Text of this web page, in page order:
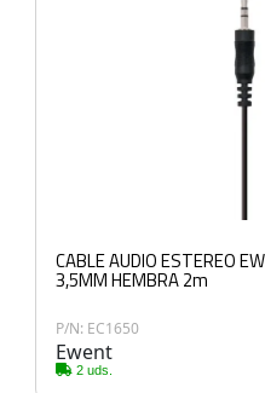
CABLE AUDIO ESTEREO
3,5MM HEMBRA 2m
P/N: EC1650
Ewent
2 uds.